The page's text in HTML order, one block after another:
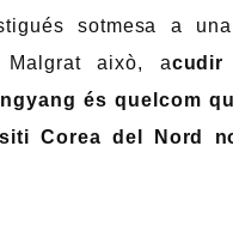
sotmesa a
Malgrat això, acudir
és quelcom
Corea del Nord